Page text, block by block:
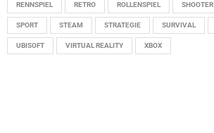
RENNSPIEL RETRO ROLLENSPIEL SHOOTER
SPORT STEAM STRATEGIE SURVIVAL
UBISOFT VIRTUAL REALITY XBOX